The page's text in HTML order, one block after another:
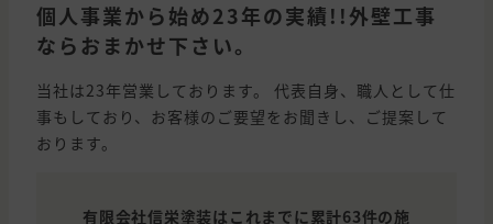
個人事業から始め23年の実績!!外壁工事
ならおまかせ下さい。
当社は23年営業しております。 代表自身、職人として仕
事もしており、お客様のご要望をお聞きし、ご提案して
おります。
有限会社信栄塗装はこれまでに累計63件の施